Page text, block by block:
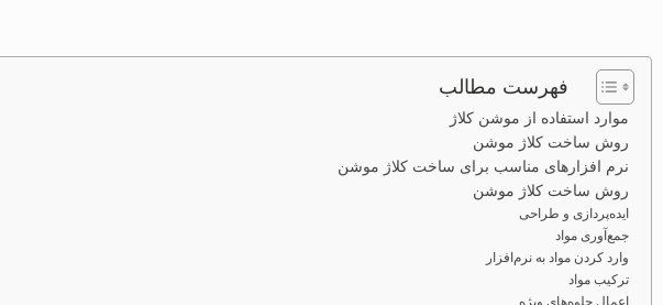
فهرست مطالب
موارد استفاده از موشن کلاژ
روش ساخت کلاژ موشن
نرم افزارهای مناسب برای ساخت کلاژ موشن
روش ساخت کلاژ موشن
ایده‌پردازی و طراحی
جمع‌آوری مواد
وارد کردن مواد به نرم‌افزار
ترکیب مواد
اعمال جلوه‌های ویژه